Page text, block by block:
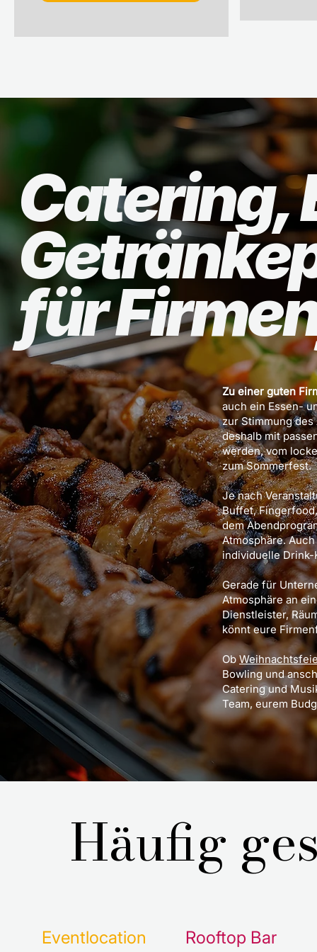
Catering,
für
Zu einer guten
auch ein Essen-
zur Stimmung
deshalb mit
werden, vom
zum Sommerfest.
Je nach
Buffet,
dem
Atmosphäre.
individuelle Drink-
Gerade für
Atmosphäre an
Dienstleister,
könnt eure
Ob
Bowling und
Catering und
Team, eurem
Häufig
Eventlocation Rooftop Bar